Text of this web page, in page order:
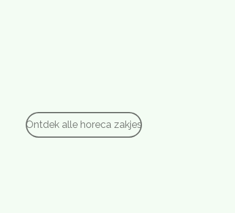
Ontdek alle horeca zakjes